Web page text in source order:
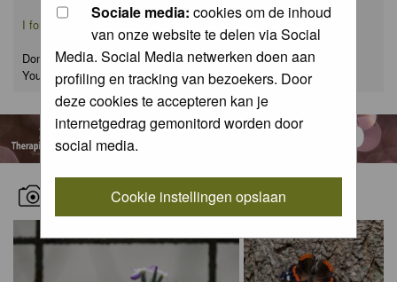
Sociale media: cookies om de inhoud
van onze website te delen via Social
Media. Social Media netwerken doen aan
profiling en tracking van bezoekers. Door
deze cookies te accepteren kan je
internetgedrag gemonitord worden door
social media.
Cookie instellingen opslaan
I forgot my password
Don't have an account yet?
You canregisterfor FREE
RECENT NATURE PICTURES